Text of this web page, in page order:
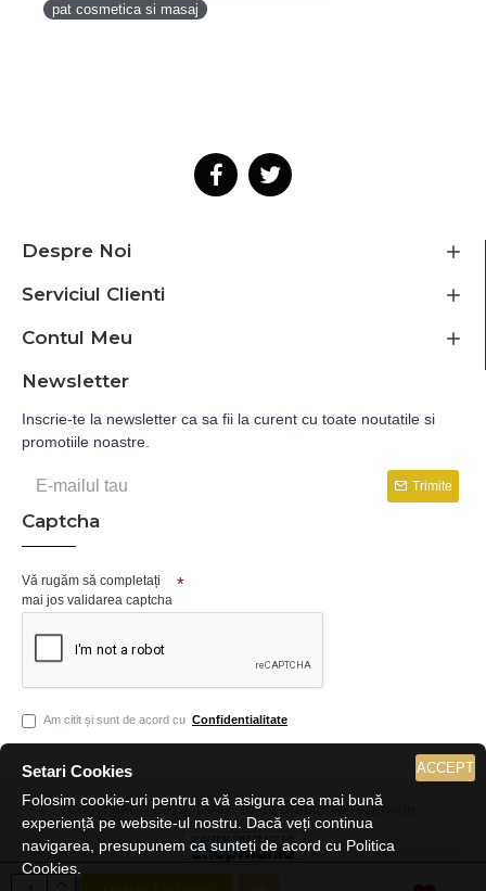
pat cosmetica si masaj
Despre Noi
Serviciul Clienti
Contul Meu
Newsletter
Inscrie-te la newsletter ca sa fii la curent cu toate noutatile si
promotiile noastre.
Trimite
Captcha
Vă rugăm să completați
mai jos validarea captcha
Am citit și sunt de acord cu Confidentialitate
Copyright © 2019, DiArt, Toate drepturile rezervate.
ACCEPT
Setari Cookies
Folosim cookie-uri pentru a vă asigura cea mai bună
experiență pe website-ul nostru. Dacă veți continua
navigarea, presupunem ca sunteți de acord cu Politica
Cookies.